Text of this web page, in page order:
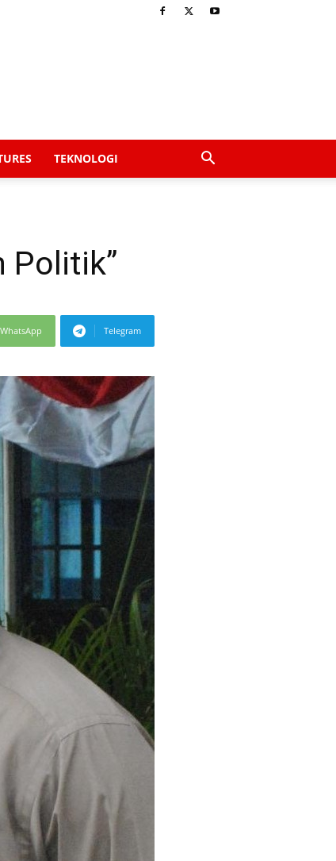
TEKNOLOGI
Politik”
WhatsApp Telegram